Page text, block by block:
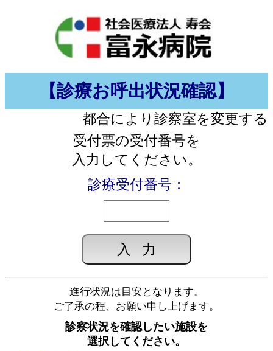
【診療お呼出状況確認】
都合により診察室を変更する
受付票の受付番号を
入力してください。
診療受付番号：
入 力
進行状況は目安となります。
ご了承の程、お願い申し上げます。
診察状況を確認したい施設を
選択してください。